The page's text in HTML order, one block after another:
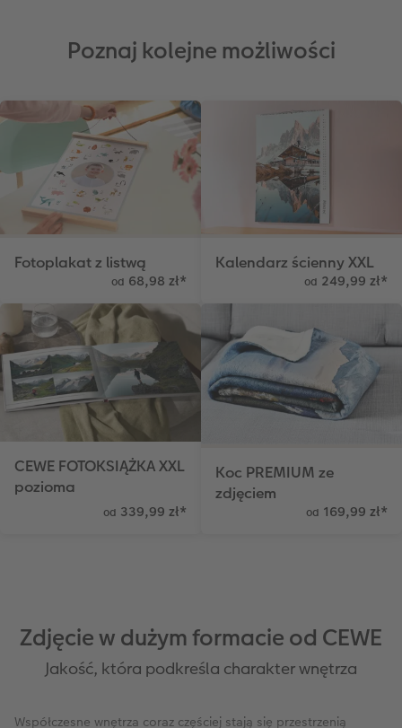
Poznaj kolejne możliwości
Fotoplakat z listwą
od 68,98 zł*
Kalendarz ścienny XXL
od 249,99 zł*
CEWE FOTOKSIĄŻKA XXL
pozioma
od 339,99 zł*
Koc PREMIUM ze
zdjęciem
od 169,99 zł*
Zdjęcie w dużym formacie od CEWE
Jakość, która podkreśla charakter wnętrza
Współczesne wnętrza coraz częściej stają się przestrzenią